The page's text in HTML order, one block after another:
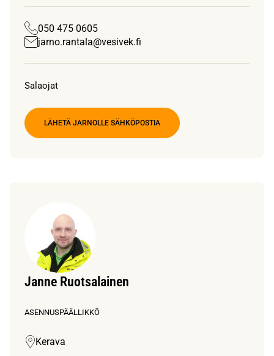
050 475 0605
jarno.rantala@vesivek.fi
Salaojat
LÄHETÄ JARNOLLE SÄHKÖPOSTIA
Janne Ruotsalainen
ASENNUSPÄÄLLIKKÖ
Kerava